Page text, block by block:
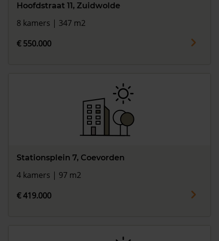
Hoofdstraat 11, Zuidwolde
8 kamers | 347 m2
€ 550.000
Stationsplein 7, Coevorden
4 kamers | 97 m2
€ 419.000